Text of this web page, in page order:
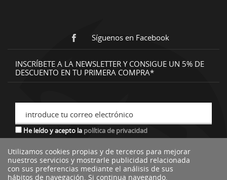
Síguenos en Facebook
INSCRÍBETE A LA NEWSLETTER Y CONSIGUE UN 5% DE
DESCUENTO EN TU PRIMERA COMPRA*
introduce tu correo electrónico
He leído y acepto la política de privacidad
*descuento no acumulable a otras ofertas o promociones.
Utilizamos cookies propias y de terceros para mejorar
nuestros servicios y mostrarle publicidad relacionada
con sus preferencias mediante el análisis de sus
hábitos de navegación. Si continua navegando,